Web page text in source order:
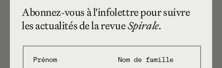
21.04.2025 Amélie-Anne Mailhot
Abonnez-vous à l'infolettre pour suivre
les actualités de la revueSpirale.
Prénom Nom de famille